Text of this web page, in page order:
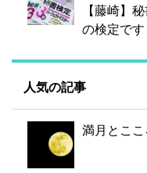
【藤崎】
の検定です
人気の記事
満月とこ